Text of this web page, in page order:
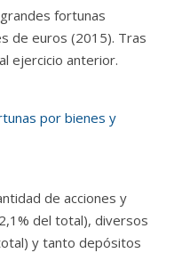
fortunas
de euros (2015). Tras
ejercicio anterior.
de acciones y
del total), diversos
y tanto depósitos